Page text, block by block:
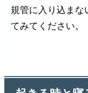
規管に入り込まな
てみてください。